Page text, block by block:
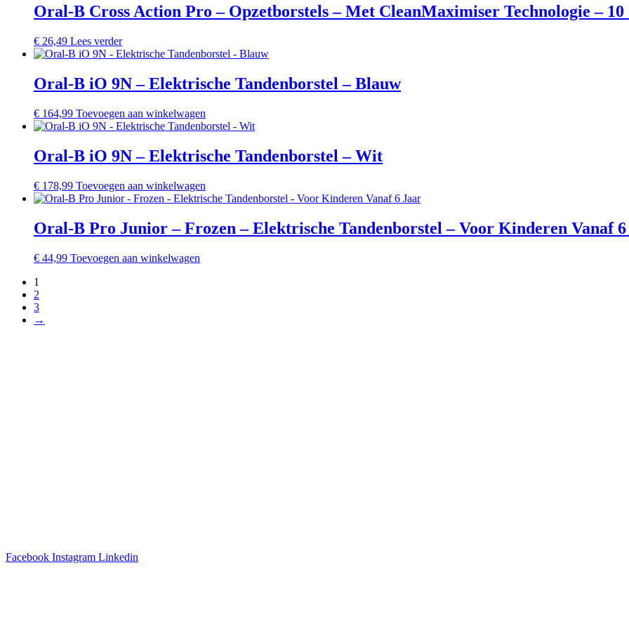
Oral-B Cross Action Pro – Opzetborstels – Met CleanMaximiser Technologie – 10
€ 26,49 Lees verder
Oral-B iO 9N – Elektrische Tandenborstel – Blauw
€ 164,99 Toevoegen aan winkelwagen
Oral-B iO 9N – Elektrische Tandenborstel – Wit
€ 178,99 Toevoegen aan winkelwagen
Oral-B Pro Junior – Frozen – Elektrische Tandenborstel – Voor Kinderen Vanaf
€ 44,99 Toevoegen aan winkelwagen
1
2
3
→
Facebook Instagram Linkedin